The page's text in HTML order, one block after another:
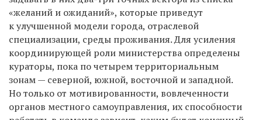
«желаний и ожиданий», которые приведут
к улучшенной модели города, отраслевой
специализации, среды проживания. Для усиления
координирующей роли министерства определены
кураторы, пока по четырем территориальным
зонам — северной, южной, восточной и западной.
Но только от мотивированности, вовлеченности
органов местного самоуправления, их способности